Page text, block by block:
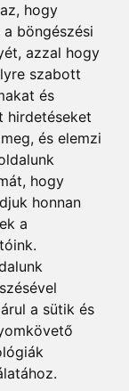
hogy
a böngészési
azzal hogy
szabott
és
hirdetéseket
és elemzi
hogy
honnan
a
a sütik és
hozzájárulok
út 24.